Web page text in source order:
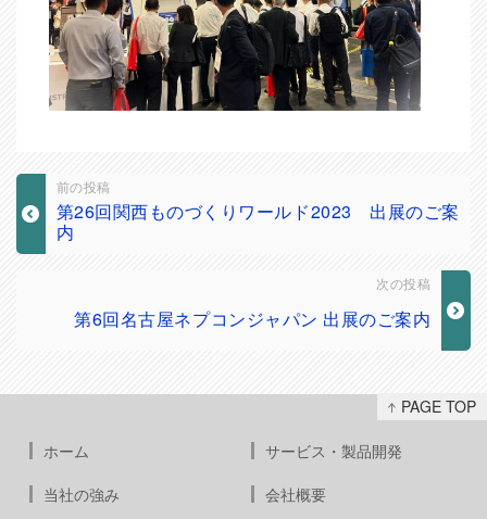
前の投稿
第26回関西ものづくりワールド2023 出展のご案
内
次の投稿
第6回名古屋ネプコンジャパン 出展のご案内
PAGE TOP
ホーム
サービス・製品開発
当社の強み
会社概要